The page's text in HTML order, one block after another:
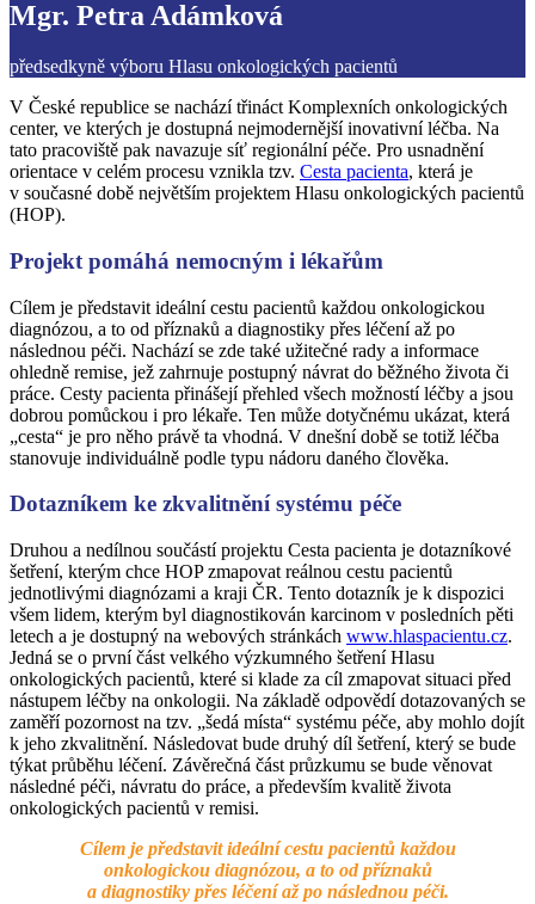
Mgr. Petra Adámková
předsedkyně výboru Hlasu onkologických pacientů
V České republice se nachází třináct Komplexních onkologických
center, ve kterých je dostupná nejmodernější inovativní léčba. Na
tato pracoviště pak navazuje síť regionální péče. Pro usnadnění
orientace v celém procesu vznikla tzv. Cesta pacienta, která je
v současné době největším projektem Hlasu onkologických pacientů
(HOP).
Projekt pomáhá nemocným i lékařům
Cílem je představit ideální cestu pacientů každou onkologickou
diagnózou, a to od příznaků a diagnostiky přes léčení až po
následnou péči. Nachází se zde také užitečné rady a informace
ohledně remise, jež zahrnuje postupný návrat do běžného života či
práce. Cesty pacienta přinášejí přehled všech možností léčby a jsou
dobrou pomůckou i pro lékaře. Ten může dotyčnému ukázat, která
„cesta“ je pro něho právě ta vhodná. V dnešní době se totiž léčba
stanovuje individuálně podle typu nádoru daného člověka.
Dotazníkem ke zkvalitnění systému péče
Druhou a nedílnou součástí projektu Cesta pacienta je dotazníkové
šetření, kterým chce HOP zmapovat reálnou cestu pacientů
jednotlivými diagnózami a kraji ČR. Tento dotazník je k dispozici
všem lidem, kterým byl diagnostikován karcinom v posledních pěti
letech a je dostupný na webových stránkách www.hlaspacientu.cz.
Jedná se o první část velkého výzkumného šetření Hlasu
onkologických pacientů, které si klade za cíl zmapovat situaci před
nástupem léčby na onkologii. Na základě odpovědí dotazovaných se
zaměří pozornost na tzv. „šedá místa“ systému péče, aby mohlo dojít
k jeho zkvalitnění. Následovat bude druhý díl šetření, který se bude
týkat průběhu léčení. Závěrečná část průzkumu se bude věnovat
následné péči, návratu do práce, a především kvalitě života
onkologických pacientů v remisi.
Cílem je představit ideální cestu pacientů každou
onkologickou diagnózou, a to od příznaků
a diagnostiky přes léčení až po následnou péči.